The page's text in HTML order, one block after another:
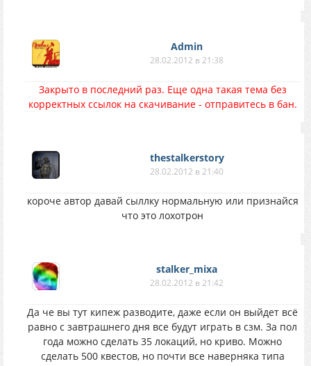
Аdmin
28.02.2012 в 21:38
Закрыто в последний раз. Еще одна такая тема без
корректных ссылок на скачивание - отправитесь в бан.
thestalkerstory
28.02.2012 в 21:40
короче автор давай сыллку нормальную или признайся
что это лохотрон
stalker_mixa
28.02.2012 в 21:42
Да че вы тут кипеж разводите, даже если он выйдет всё
равно с завтрашнего дня все будут играть в сзм. За пол
года можно сделать 35 локаций, но криво. Можно
сделать 500 квестов, но почти все наверняка типа